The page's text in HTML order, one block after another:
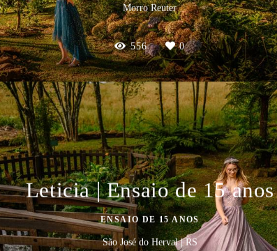
Morro Reuter
556 0
Leticia | Ensaio de 15 anos
ENSAIO DE 15 ANOS
São José do Herval | RS